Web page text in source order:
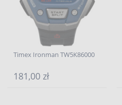
Timex Ironman TW5K86000
181,00 zł